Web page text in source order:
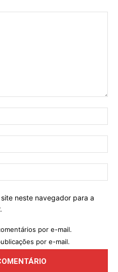
neste navegador para a
por e-mail.
por e-mail.